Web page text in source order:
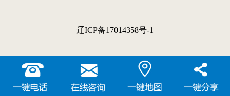
辽ICP备17014358号-1